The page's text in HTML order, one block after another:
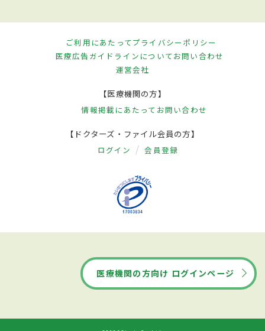
ご利用にあたってプライバシーポリシー
医療広告ガイドラインについてお問い合わせ
運営会社
【医療機関の方】
情報掲載にあたって お問い合わせ
【ドクターズ・ファイル会員の方】
ログイン 会員登録
医療機関の方向け ログインページ